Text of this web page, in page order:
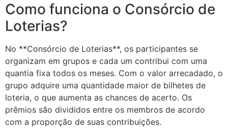
Como funciona o Consórcio de
Loterias?
No **Consórcio de Loterias**, os participantes se
organizam em grupos e cada um contribui com uma
quantia fixa todos os meses. Com o valor arrecadado, o
grupo adquire uma quantidade maior de bilhetes de
loteria, o que aumenta as chances de acerto. Os
prêmios são divididos entre os membros de acordo
com a proporção de suas contribuições.